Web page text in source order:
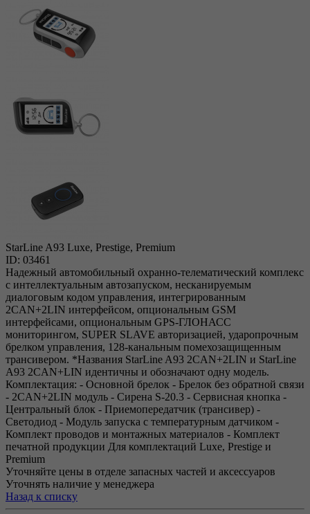
StarLine A93 Luxe, Prestige, Premium
ID: 03461
Надежный автомобильный охранно-телематический комплекс
с интеллектуальным автозапуском, несканируемым
диалоговым кодом управления, интегрированным
2CAN+2LIN интерфейсом, опциональным GSM
интерфейсами, опциональным GPS-ГЛОНАСС
мониторингом, SUPER SLAVE авторизацией, ударопрочным
брелком управления, 128-канальным помехозащищенным
трансивером. *Названия StarLine A93 2CAN+2LIN и StarLine
A93 2CAN+LIN идентичны и обозначают одну модель.
Комплектация: - Основной брелок - Брелок без обратной связи
- 2CAN+2LIN модуль - Сирена S-20.3 - Сервисная кнопка -
Центральный блок - Приемопередатчик (трансивер) -
Светодиод - Модуль запуска с температурным датчиком -
Комплект проводов и монтажных материалов - Комплект
печатной продукции Для комплектаций Luxe, Prestige и
Premium
Уточняйте цены в отделе запасных частей и аксессуаров
Уточнять наличие у менеджера
Назад к списку